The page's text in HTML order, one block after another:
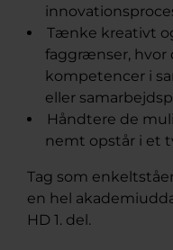
Tænke kreativt
faggrænser, hvor
kompetencer i
eller
Håndtere de
nemt opstår i et
Tag som
en hel
HD 1. del.